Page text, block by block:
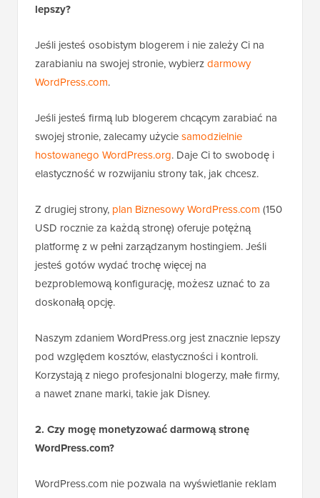
lepszy?
Jeśli jesteś osobistym blogerem i nie zależy Ci na
zarabianiu na swojej stronie, wybierzdarmowy
WordPress.com.
Jeśli jesteś firmą lub blogerem chcącym zarabiać na
swojej stronie, zalecamy użyciesamodzielnie
hostowanego WordPress.org. Daje Ci to swobodę i
elastyczność w rozwijaniu strony tak, jak chcesz.
Z drugiej strony, plan Biznesowy WordPress.com (150
USD rocznie za każdą stronę) oferuje potężną
platformę z w pełni zarządzanym hostingiem. Jeśli
jesteś gotów wydać trochę więcej na
bezproblemową konfigurację, możesz uznać to za
doskonałą opcję.
Naszym zdaniem WordPress.org jest znacznie lepszy
pod względem kosztów, elastyczności i kontroli.
Korzystają z niego profesjonalni blogerzy, małe firmy,
a nawet znane marki, takie jak Disney.
2. Czy mogę monetyzować darmową stronę
WordPress.com?
WordPress.com nie pozwala na wyświetlanie reklam